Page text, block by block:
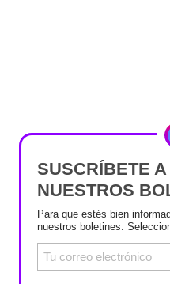
SUSCRÍBETE A
NUESTROS
Para que estés bien
nuestros boletines.